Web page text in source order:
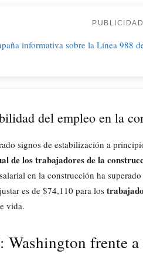
PUBLICIDAD
del empleo en la
signos de estabilización a
de los trabajadores de la
en la construcción ha
es de $74,110 para los
vida.
frente a